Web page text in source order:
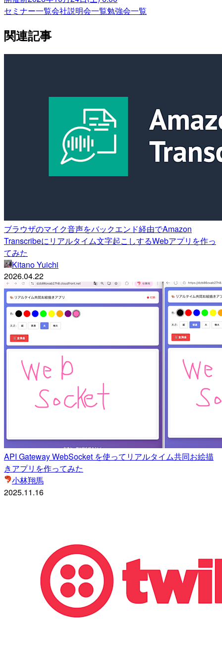
セミナー一覧会社説明会一覧勉強会一覧
関連記事
ブラウザのマイク音声をバックエンド経由でAmazon
Transcribeにリアルタイム文字起こしするWebアプリを作っ
てみた
Kitano Yuichi
2026.04.22
API Gateway WebSocket を使ってリアルタイム共同お絵描
きアプリを作ってみた
小林翔馬
2025.11.16